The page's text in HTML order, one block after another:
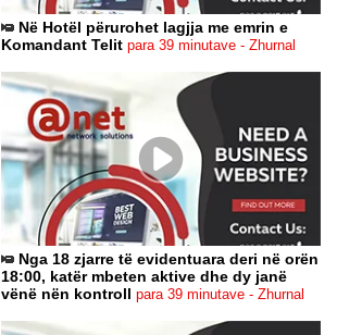
Në Hotël përurohet lagjja me emrin e
Komandant Telit para 39 minutave - Zhurnal
Nga 18 zjarre të evidentuara deri në orën
18:00, katër mbeten aktive dhe dy janë
vënë nën kontroll para 39 minutave - Zhurnal